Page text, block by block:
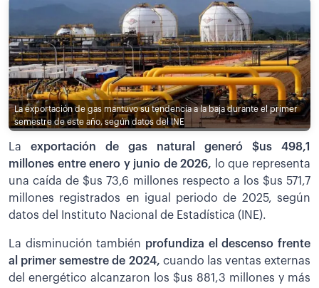
La exportación de gas mantuvo su tendencia a la baja durante el primer
semestre de este año, según datos del INE
La exportación de gas natural generó $us 498,1
millones entre enero y junio de 2026,
lo que representa
una caída de $us 73,6 millones respecto a los $us 571,7
millones registrados en igual periodo de 2025, según
datos del Instituto Nacional de Estadística (INE).
La disminución también profundiza el descenso frente
al primer semestre de 2024, cuando las ventas externas
del energético alcanzaron los $us 881,3 millones y más